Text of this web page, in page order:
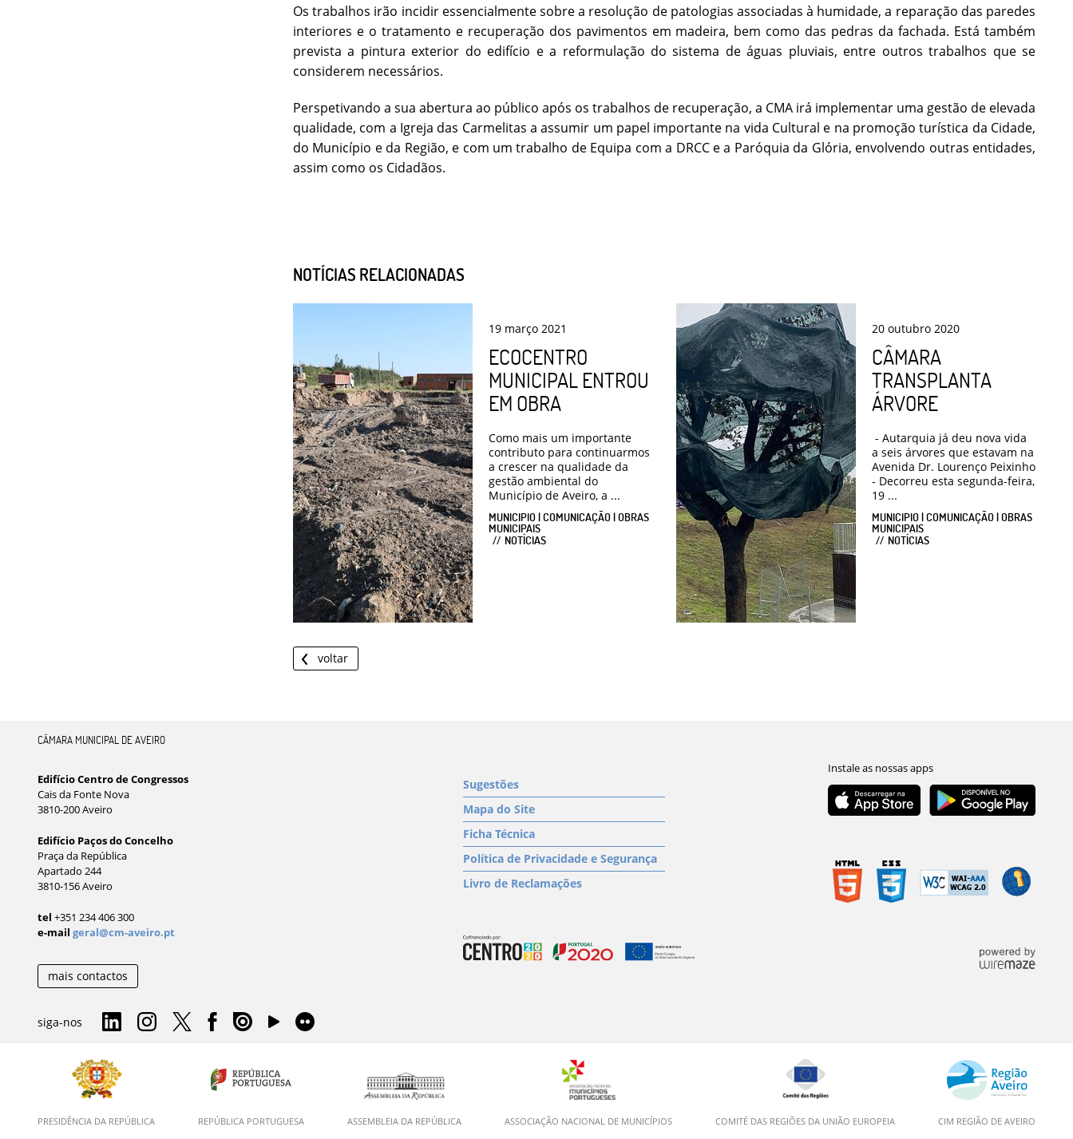
Os trabalhos irão incidir essencialmente sobre a resolução de patologias associadas à humidade, a reparação das paredes
interiores e o tratamento e recuperação dos pavimentos em madeira, bem como das pedras da fachada. Está também
prevista a pintura exterior do edifício e a reformulação do sistema de águas pluviais, entre outros trabalhos que se
considerem necessários.
Perspetivando a sua abertura ao público após os trabalhos de recuperação, a CMA irá implementar uma gestão de elevada
qualidade, com a Igreja das Carmelitas a assumir um papel importante na vida Cultural e na promoção turística da Cidade,
do Município e da Região, e com um trabalho de Equipa com a DRCC e a Paróquia da Glória, envolvendo outras entidades,
assim como os Cidadãos.
NOTÍCIAS RELACIONADAS
19 março 2021
ECOCENTRO
MUNICIPAL ENTROU
EM OBRA
Como mais um importante
contributo para continuarmos
a crescer na qualidade da
gestão ambiental do
Município de Aveiro, a ...
MUNICIPIO | COMUNICAÇÃO | OBRAS
MUNICIPAIS
NOTÍCIAS
20 outubro 2020
CÂMARA
TRANSPLANTA
ÁRVORE
- Autarquia já deu nova vida
a seis árvores que estavam na
Avenida Dr. Lourenço Peixinho
- Decorreu esta segunda-feira,
19 ...
MUNICIPIO | COMUNICAÇÃO | OBRAS
MUNICIPAIS
NOTÍCIAS
voltar
CÂMARA MUNICIPAL DE AVEIRO
Edifício Centro de Congressos
Cais da Fonte Nova
3810-200 Aveiro
Edifício Paços do Concelho
Praça da República
Apartado 244
3810-156 Aveiro
tel +351 234 406 300
e-mail geral@cm-aveiro.pt
mais contactos
siga-nos
Sugestões
Mapa do Site
Ficha Técnica
Política de Privacidade e Segurança
Livro de Reclamações
PRESIDÊNCIA DA REPÚBLICA REPÚBLICA PORTUGUESA ASSEMBLEIA DA REPÚBLICA ASSOCIAÇÃO NACIONAL DE MUNICÍPIOS COMITÉ DAS REGIÕES DA UNIÃO EUROPEIA CIM REGIÃO DE AVEIRO